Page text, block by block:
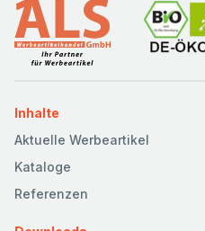
Inhalte
Aktuelle Werbeartikel
Kataloge
Referenzen